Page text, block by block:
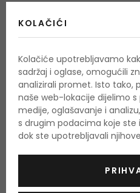
OSTALI PROIZVODI IZ
Davidoff
-20%. KOD: OUTLET20
KOLAČIĆI
Kolačiće upotrebljavamo
sadržaj i oglase, omogućili
analizirali promet. Isto tako,
naše web-lokacije dijelimo
medije, oglašavanje i
s drugim podacima koje ste
dok ste upotrebljavali